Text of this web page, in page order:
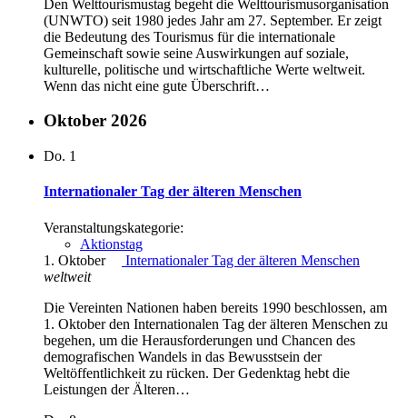
Den Welttourismustag begeht die Welttourismusorganisation
(UNWTO) seit 1980 jedes Jahr am 27. September. Er zeigt
die Bedeutung des Tourismus für die internationale
Gemeinschaft sowie seine Auswirkungen auf soziale,
kulturelle, politische und wirtschaftliche Werte weltweit.
Wenn das nicht eine gute Überschrift…
Oktober 2026
Do. 1
Internationaler Tag der älteren Menschen
Veranstaltungskategorie:
Aktionstag
1. Oktober
Internationaler Tag der älteren Menschen
weltweit
Die Vereinten Nationen haben bereits 1990 beschlossen, am
1. Oktober den Internationalen Tag der älteren Menschen zu
begehen, um die Herausforderungen und Chancen des
demografischen Wandels in das Bewusstsein der
Weltöffentlichkeit zu rücken. Der Gedenktag hebt die
Leistungen der Älteren…